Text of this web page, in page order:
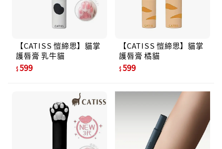
【CATISS 愷締思】貓掌
護唇膏 乳牛貓
599
【CATISS 愷締思】貓掌
護唇膏 橘貓
599